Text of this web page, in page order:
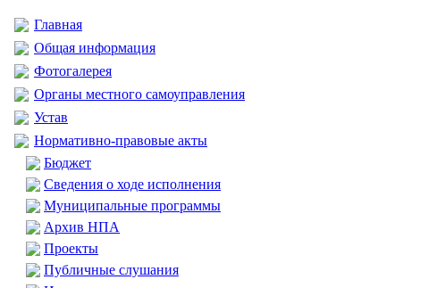
Главная
Общая информация
Фотогалерея
Органы местного самоуправления
Устав
Нормативно-правовые акты
Бюджет
Сведения о ходе исполнения
Муниципальные программы
Архив НПА
Проекты
Публичные слушания